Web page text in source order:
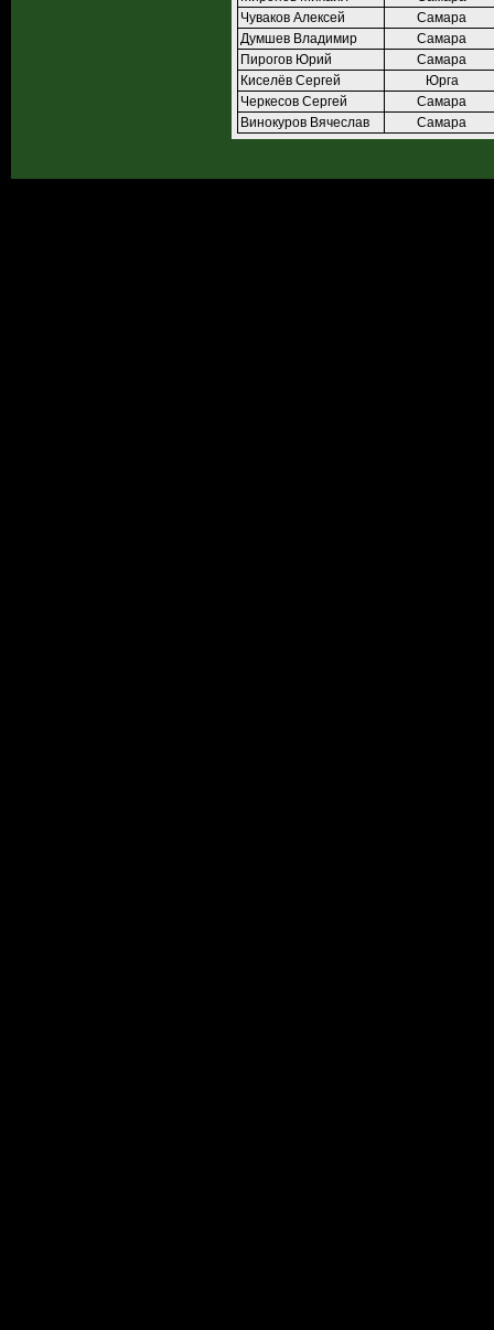
Чуваков Алексей
Самара
Думшев Владимир
Самара
Пирогов Юрий
Самара
Киселёв Сергей
Юрга
Черкесов Сергей
Самара
Винокуров Вячеслав
Самара